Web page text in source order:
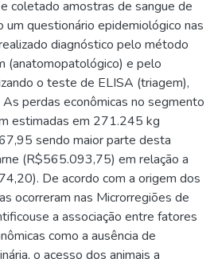
coletado amostras de sangue de
questionário epidemiológico nas
diagnóstico pelo método
(anatomopatológico) e pelo
o teste de ELISA (triagem),
perdas econômicas no segmento
estimadas em 271.245 kg
sendo maior parte desta
(R$565.093,75) em relação a
De acordo com a origem dos
ocorreram nas Microrregiões de
a associação entre fatores
como a ausência de
o acesso dos animais a